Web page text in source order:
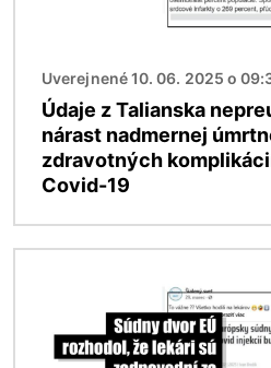
Uverejnené 10. 06. 2025 o
Údaje z Talianska
nárast nadmernej
zdravotných
Covid-19